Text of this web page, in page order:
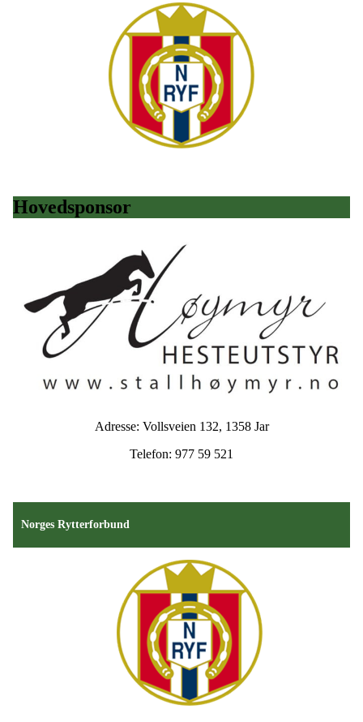
Hovedsponsor
Adresse: Vollsveien 132, 1358 Jar
Telefon: 977 59 521
Norges Rytterforbund